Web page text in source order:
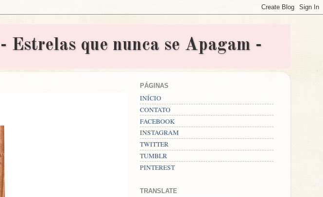
que nunca se Apagam -
PÁGINAS
INÍCIO
CONTATO
FACEBOOK
INSTAGRAM
TWITTER
TUMBLR
PINTEREST
TRANSLATE